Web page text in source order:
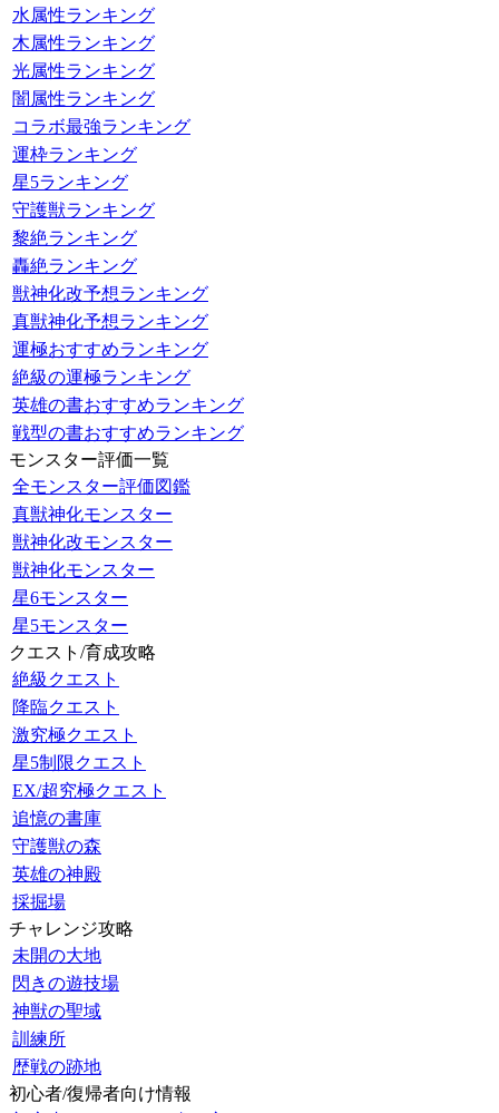
水属性ランキング
木属性ランキング
光属性ランキング
闇属性ランキング
コラボ最強ランキング
運枠ランキング
星5ランキング
守護獣ランキング
黎絶ランキング
轟絶ランキング
獣神化改予想ランキング
真獣神化予想ランキング
運極おすすめランキング
絶級の運極ランキング
英雄の書おすすめランキング
戦型の書おすすめランキング
モンスター評価一覧
全モンスター評価図鑑
真獣神化モンスター
獣神化改モンスター
獣神化モンスター
星6モンスター
星5モンスター
クエスト/育成攻略
絶級クエスト
降臨クエスト
激究極クエスト
星5制限クエスト
EX/超究極クエスト
追憶の書庫
守護獣の森
英雄の神殿
採掘場
チャレンジ攻略
未開の大地
閃きの遊技場
神獣の聖域
訓練所
歴戦の跡地
初心者/復帰者向け情報